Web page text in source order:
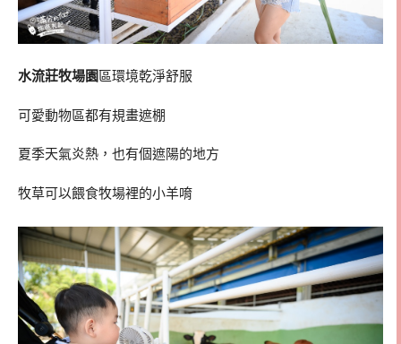
水流莊牧場園 區環境乾淨舒服
可愛動物區都有規畫遮棚
夏季天氣炎熱，也有個遮陽的地方
牧草可以餵食牧場裡的小羊唷